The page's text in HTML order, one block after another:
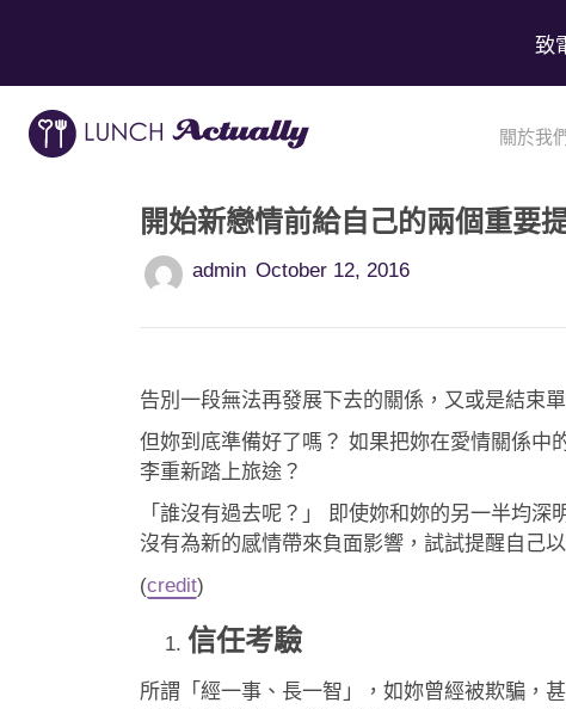
致
關於我
開始新戀情前給自己的兩個重要
admin October 12, 2016
告別一段無法再發展下去的關係，又或是結束
但妳到底準備好了嗎？ 如果把妳在愛情關係中
李重新踏上旅途？
「誰沒有過去呢？」 即使妳和妳的另一半均
沒有為新的感情帶來負面影響，試試提醒自己以
(credit)
信任考驗
所謂「經一事、長一智」，如妳曾經被欺騙，